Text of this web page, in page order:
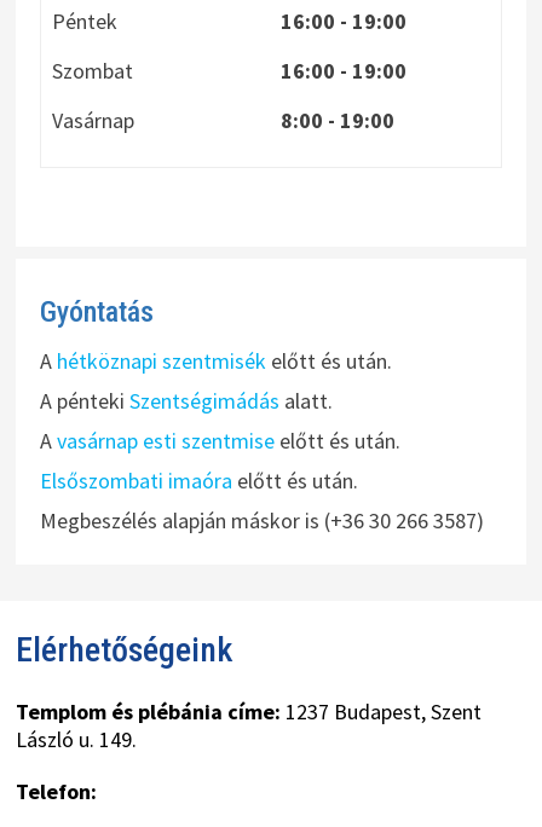
Péntek
16:00 - 19:00
Szombat
16:00 - 19:00
Vasárnap
8:00 - 19:00
Gyóntatás
A hétköznapi szentmisékelőtt és után.
A pénteki Szentségimádás alatt.
Avasárnap esti szentmiseelőtt és után.
Elsőszombati imaóra előtt és után.
Megbeszélés alapján máskor is (+36 30 266 3587)
Elérhetőségeink
Templom és plébánia címe: 1237 Budapest, Szent
László u. 149.
Telefon: